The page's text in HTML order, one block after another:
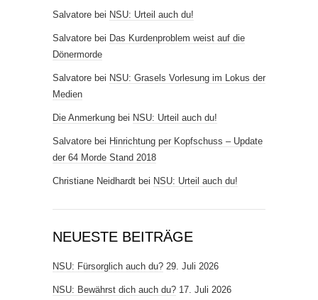
Salvatore bei NSU: Urteil auch du!
Salvatore bei Das Kurdenproblem weist auf die
Dönermorde
Salvatore bei NSU: Grasels Vorlesung im Lokus der
Medien
Die Anmerkung bei NSU: Urteil auch du!
Salvatore bei Hinrichtung per Kopfschuss – Update
der 64 Morde Stand 2018
Christiane Neidhardt bei NSU: Urteil auch du!
NEUESTE BEITRÄGE
NSU: Fürsorglich auch du? 29. Juli 2026
NSU: Bewährst dich auch du? 17. Juli 2026